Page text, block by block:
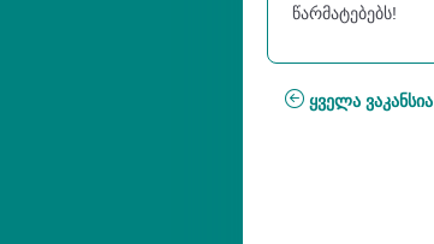
წარმატებებს!
ყველა ვაკანსია